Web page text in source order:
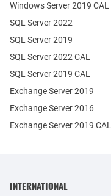
Exchange Server 2019
Exchange Server 2016
SQL Server 2022
SQL Server 2019
Windows Server 2019 CAL
SQL Server 2022 CAL
SQL Server 2019 CAL
Exchange Server 2019 CAL
INTERNATIONAL